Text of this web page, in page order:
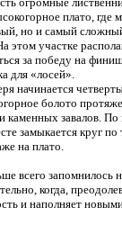
плато, где
но и самый
этом участке
за победу на
для «лосей».
начинается
болото
каменных завалов.
замыкается круг
на плато.
всего запомнилось
когда,
и наполняет